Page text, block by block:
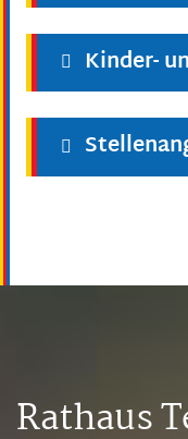
Kinder-
Rathaus